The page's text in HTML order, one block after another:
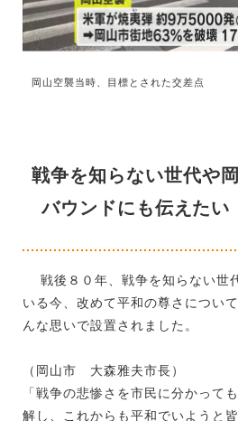
岡山空襲当時、目標とされた交差点
戦争を知らない世代や
バウンドにも伝えたい
戦後８０年、戦争を知らない世
いる今、改めて平和の尊さについ
んな思いで設置されました。
（岡山市 大森雅夫市長）
「戦争の悲惨さを市民に分かって
解し、これからも平和でいようと